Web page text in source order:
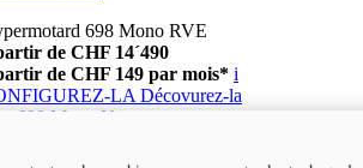
698 Mono RVE
de CHF 14´490
de CHF 149 par mois* i
LA Décovurez-la
698 Mono Nera
698 Mono Nera